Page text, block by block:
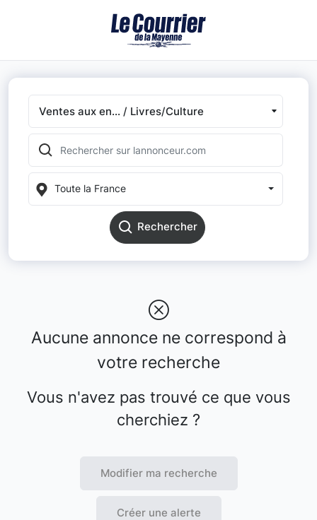
Ventes aux en... / Livres/Culture
Toute la France
Rechercher
Aucune annonce ne correspond à
votre recherche
Vous n'avez pas trouvé ce que vous
cherchiez ?
Modifier ma recherche
Créer une alerte